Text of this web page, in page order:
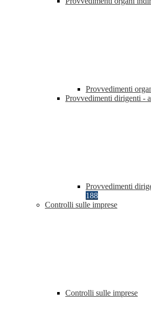
Provvedimenti
Provvedimenti dirigenti -
Provvedimenti
188
Controlli sulle imprese
Controlli sulle imprese